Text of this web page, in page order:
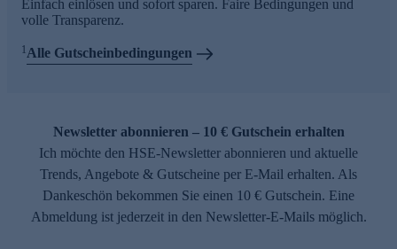
Einfach einlösen und sofort sparen. Faire Bedingungen und
volle Transparenz.
1Alle Gutscheinbedingungen
Newsletter abonnieren – 10 € Gutschein erhalten
Ich möchte den HSE-Newsletter abonnieren und aktuelle
Trends, Angebote & Gutscheine per E-Mail erhalten. Als
Dankeschön bekommen Sie einen 10 € Gutschein. Eine
Abmeldung ist jederzeit in den Newsletter-E-Mails möglich.